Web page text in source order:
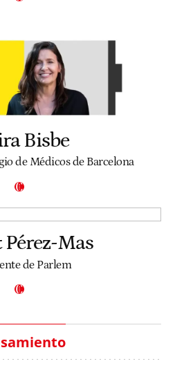
Bisbe
de Médicos de Barcelona
Pérez-Mas
de Parlem